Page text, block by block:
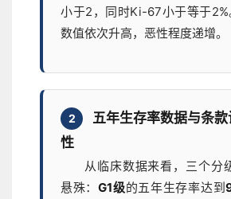
小于2，同时Ki-67小于等于
数值依次升高，恶性程度递增。
2
五年生存率数据与条
性
从临床数据来看，三个分
悬殊：G1级的五年生存率达到